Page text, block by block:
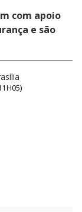
com apoio
e são
)